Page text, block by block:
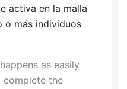
activa en la malla
o más individuos
as easily
complete the